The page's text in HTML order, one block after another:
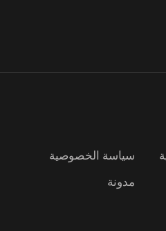
سياسة الخصوصية
مدونة